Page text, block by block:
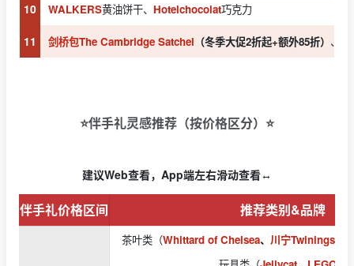
10 WALKERS黄油饼干、 Hotelchocolat巧克力
11 剑桥包The Cambridge Satchel （冬季大促2折起+额外85折） 、
⭐️伴手礼灵感推荐（按价格区分）⭐️
建议Web查看，App端左右滑动查看↔️
伴手礼价格区间 推荐类别&品牌
茶叶类（Whittard of Chelsea、 川宁Twinings、